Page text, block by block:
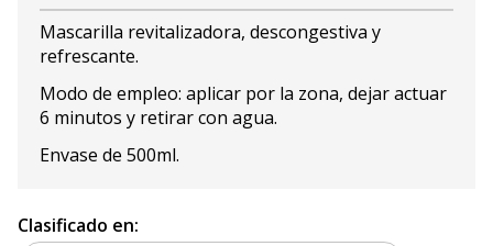
Mascarilla revitalizadora, descongestiva y
refrescante.
Modo de empleo: aplicar por la zona, dejar actuar
6 minutos y retirar con agua.
Envase de 500ml.
Clasificado en: